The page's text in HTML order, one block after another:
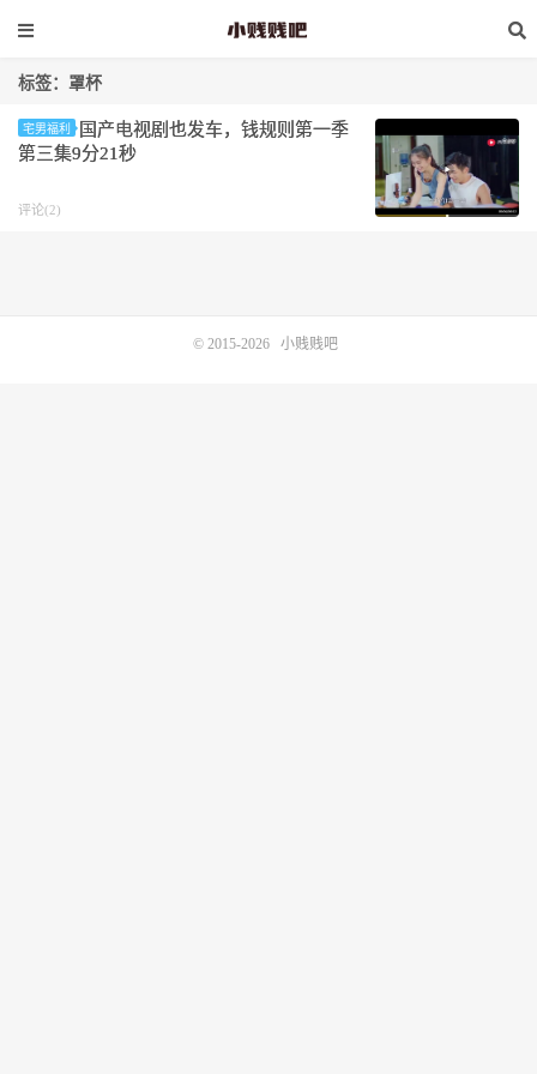
标签：罩杯
宅男福利
国产电视剧也发车，钱规则第一季
第三集9分21秒
评论(2)
© 2015-2026 小贱贱吧